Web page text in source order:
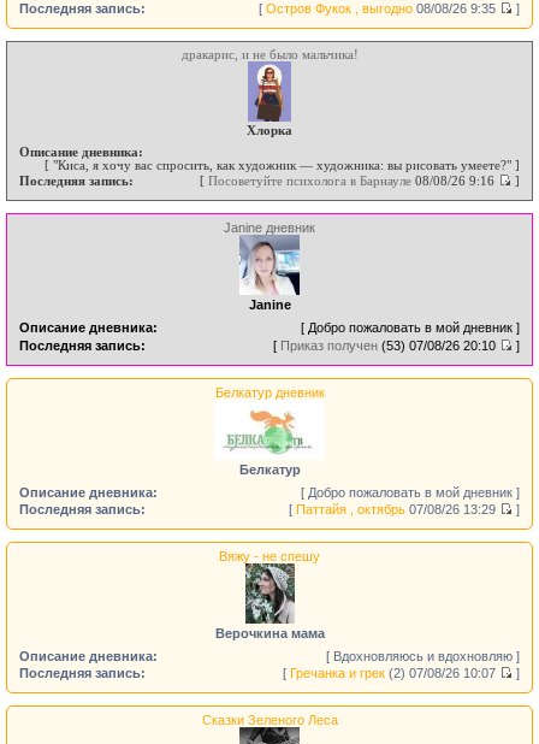
Последняя запись:
[ Остров Фукок , выгодно 08/08/26 9:35 ]
дракарис, и не было мальчика!
Хлорка
Описание дневника:
[ "Киса, я хочу вас спросить, как художник — художника: вы рисовать умеете?" ]
Последняя запись:
[ Посоветуйте психолога в Барнауле 08/08/26 9:16 ]
Janine дневник
Janine
Описание дневника:
[ Добро пожаловать в мой дневник ]
Последняя запись:
[ Приказ получен (53) 07/08/26 20:10 ]
Белкатур дневник
Белкатур
Описание дневника:
[ Добро пожаловать в мой дневник ]
Последняя запись:
[ Паттайя , октябрь 07/08/26 13:29 ]
Вяжу - не спешу
Верочкина мама
Описание дневника:
[ Вдохновляюсь и вдохновляю ]
Последняя запись:
[ Гречанка и грек (2) 07/08/26 10:07 ]
Сказки Зеленого Леса